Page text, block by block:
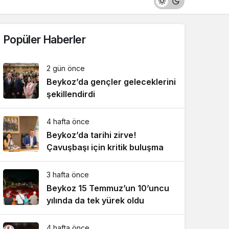
Popüler Haberler
2 gün önce
Beykoz’da gençler geleceklerini
şekillendirdi
4 hafta önce
Beykoz’da tarihi zirve!
Çavuşbaşı için kritik buluşma
3 hafta önce
Beykoz 15 Temmuz’un 10’uncu
yılında da tek yürek oldu